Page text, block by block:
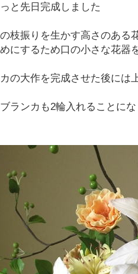
と先日完成しました
枝振りを生かす高さのある
にするため口の小さな花器
の大作を完成させた後には
ランカも2輪入れることに